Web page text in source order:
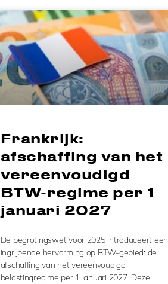
Frankrijk:
afschaffing van het
vereenvoudigd
BTW-regime per 1
januari 2027
De begrotingswet voor 2025 introduceert een
ingrijpende hervorming op BTW-gebied: de
afschaffing van het vereenvoudigd
belastingregime per 1 januari 2027. Deze